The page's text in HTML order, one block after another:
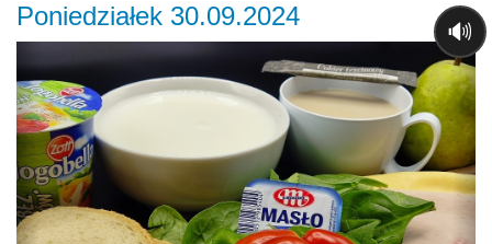
Poniedziałek 30.09.2024
Previous
🔊